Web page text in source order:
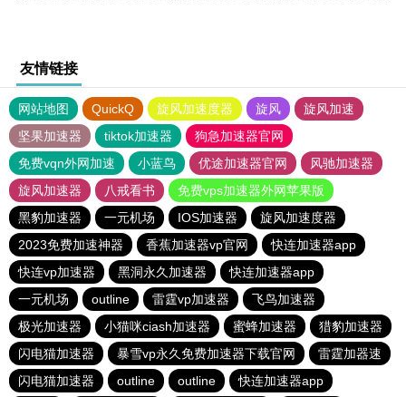
友情链接
网站地图 QuickQ 旋风加速度器 旋风
旋风加速
坚果加速器
tiktok加速器
狗急加速器官网
免费vqn外网加速
小蓝鸟 优途加速器官网
风驰加速器
旋风加速器
八戒看书
免费vps加速器外网苹果版
黑豹加速器
一元机场 IOS加速器
旋风加速度器
2023免费加速神器
香蕉加速器vp官网
快连加速器app
快连vp加速器
黑洞永久加速器
快连加速器app
一元机场
outline 雷霆vp加速器
飞鸟加速器
极光加速器
小猫咪ciash加速器 蜜蜂加速器
猎豹加速器
闪电猫加速器
暴雪vp永久免费加速器下载官网
雷霆加器速
闪电猫加速器
outline outline 快连加速器app